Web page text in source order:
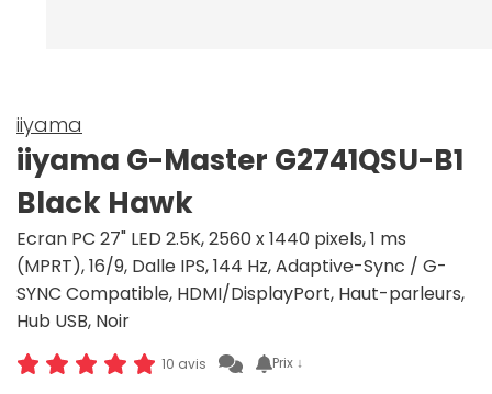
iiyama
iiyama G-Master G2741QSU-B1
Black Hawk
Ecran PC 27" LED 2.5K, 2560 x 1440 pixels, 1 ms
(MPRT), 16/9, Dalle IPS, 144 Hz, Adaptive-Sync / G-
SYNC Compatible, HDMI/DisplayPort, Haut-parleurs,
Hub USB, Noir
10 avis Prix ↓